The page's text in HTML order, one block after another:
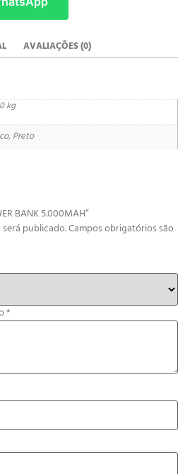
AVALIAÇÕES (0)
kg
Preto
BANK 5.000MAH”
publicado.Campos obrigatórios são
*